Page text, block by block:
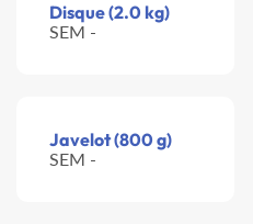
Disque (2.0 kg)
SEM -
Javelot (800 g)
SEM -